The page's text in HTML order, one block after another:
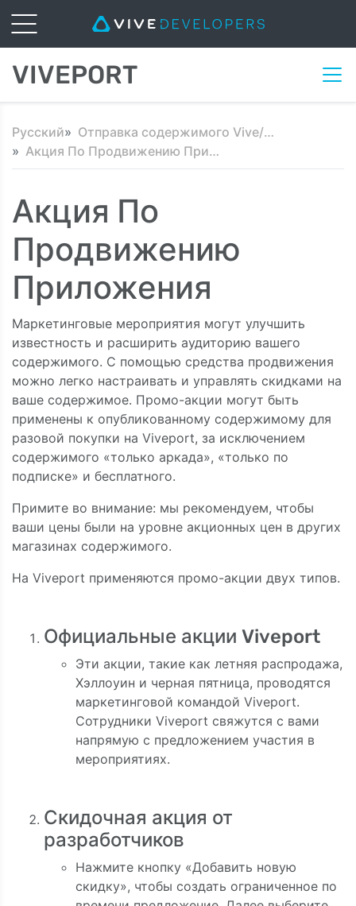
VIVEPORT
Русский
Отправка содержимого Vive/OpenVR
Акция По Продвижению Приложения
Акция По
Продвижению
Приложения
Маркетинговые мероприятия могут улучшить
известность и расширить аудиторию вашего
содержимого. С помощью средства продвижения
можно легко настраивать и управлять скидками на
ваше содержимое. Промо-акции могут быть
применены к опубликованному содержимому для
разовой покупки на Viveport, за исключением
содержимого «только аркада», «только по
подписке» и бесплатного.
Примите во внимание: мы рекомендуем, чтобы
ваши цены были на уровне акционных цен в других
магазинах содержимого.
На Viveport применяются промо-акции двух типов.
Официальные акции Viveport
Эти акции, такие как летняя распродажа,
Хэллоуин и черная пятница, проводятся
маркетинговой командой Viveport.
Сотрудники Viveport свяжутся с вами
напрямую с предложением участия в
мероприятиях.
Скидочная акция от
разработчиков
Нажмите кнопку «Добавить новую
скидку», чтобы создать ограниченное по